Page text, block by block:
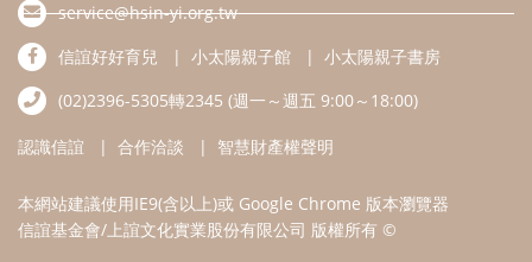
service@hsin-yi.org.tw
信誼好好育兒
小太陽親子館
小太陽親子書房
(02)2396-5305轉2345 (週一～週五 9:00～18:00)
認識信誼 合作洽談 智慧財產權聲明
本網站建議使用IE9(含以上)或 Google Chrome 版本瀏覽器
信誼基金會/上誼文化實業股份有限公司 版權所有 ©